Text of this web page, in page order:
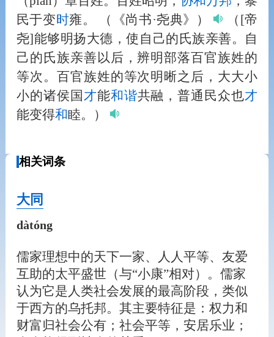
民于变 时雍。 （《尚书·尧典》）
（[帝
尧]能够明扬大德，使自己的氏族亲善。自
己的氏族亲善以后，辨明部落百官族姓的
等次。百官族姓的等次明晰之后，大大小
小的诸侯国 才能和谐共融，普通民众也才
能变得和睦。）
相关词条
大同
dàtóng
儒家理想中的天下一家、人人平等、友爱
互助的太平盛世（与“小康”相对）。儒家
认为它是人类社会发展的最高阶段，类似
于西方的乌托邦。其主要特征是：权力和
财富归社会公有；社会平等，安居乐业；